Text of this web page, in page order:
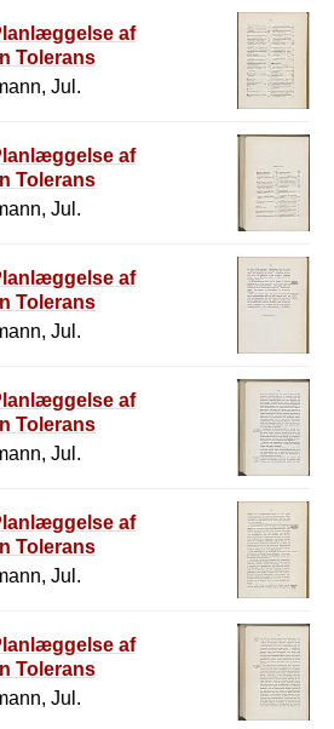
af
Tolerans
Jul.
af
Tolerans
Jul.
af
Tolerans
Jul.
af
Tolerans
Jul.
af
Tolerans
Jul.
af
Tolerans
Jul.